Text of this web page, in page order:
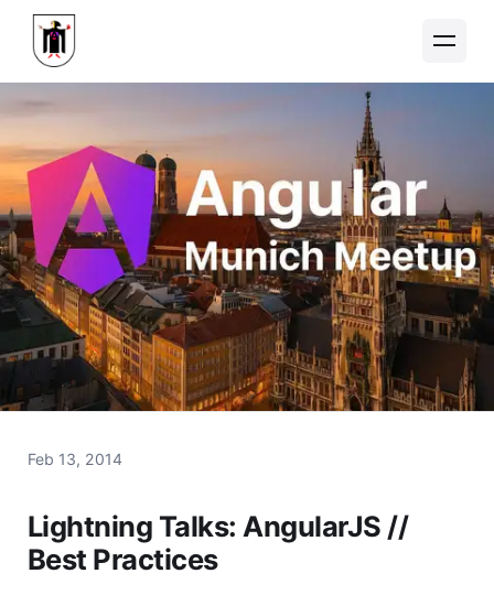
Feb 13, 2014
Lightning Talks: AngularJS //
Best Practices